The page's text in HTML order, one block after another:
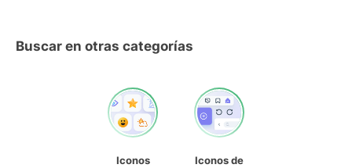
Buscar en otras categorías
Iconos
Iconos de